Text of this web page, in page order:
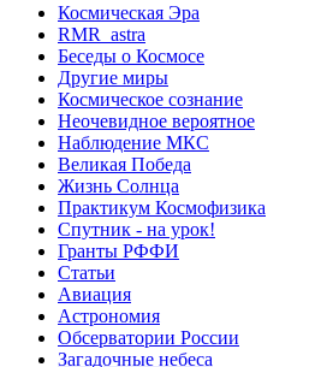
Космическая Эра
RMR_astra
Беседы о Космосе
Другие миры
Космическое сознание
Неочевидное вероятное
Наблюдение МКС
Великая Победа
Жизнь Солнца
Практикум Космофизика
Спутник - на урок!
Гранты РФФИ
Статьи
Авиация
Астрономия
Обсерватории России
Загадочные небеса